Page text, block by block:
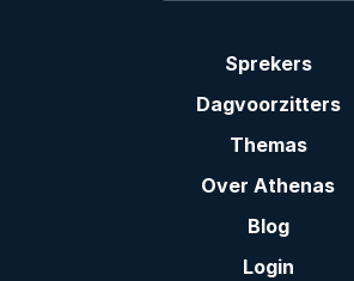
Sprekers
Dagvoorzitters
Themas
Over Athenas
Blog
Login